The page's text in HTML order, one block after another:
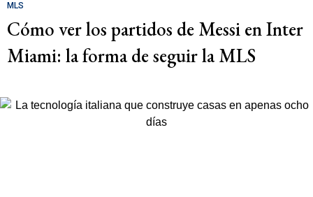
MLS
Cómo ver los partidos de Messi en Inter
Miami: la forma de seguir la MLS